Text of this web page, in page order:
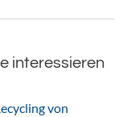
interessieren
von